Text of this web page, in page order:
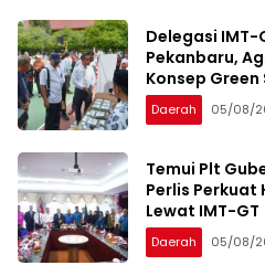
Delegasi IMT-
Pekanbaru,
Konsep Green
Daerah 05/08/
Temui Plt
Perlis Perkuat
Lewat IMT-GT
Daerah 05/08/